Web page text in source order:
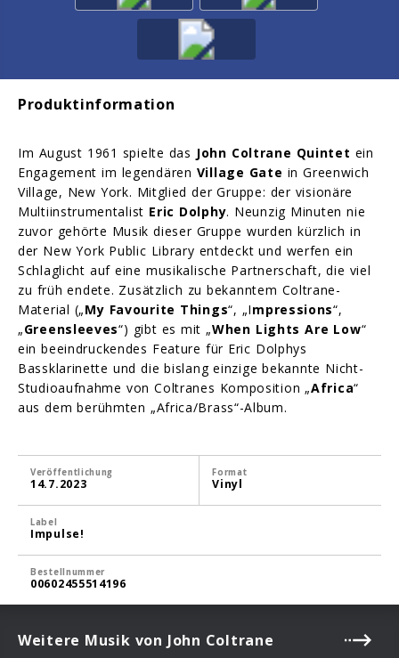
Produktinformation
Im August 1961 spielte das John Coltrane Quintet ein
Engagement im legendären Village Gate in Greenwich
Village, New York. Mitglied der Gruppe: der visionäre
Multiinstrumentalist Eric Dolphy. Neunzig Minuten nie
zuvor gehörte Musik dieser Gruppe wurden kürzlich in
der New York Public Library entdeckt und werfen ein
Schlaglicht auf eine musikalische Partnerschaft, die viel
zu früh endete. Zusätzlich zu bekanntem Coltrane-
Material („My Favourite Things“, „Impressions“,
„Greensleeves“) gibt es mit „When Lights Are Low“
ein beeindruckendes Feature für Eric Dolphys
Bassklarinette und die bislang einzige bekannte Nicht-
Studioaufnahme von Coltranes Komposition „Africa“
aus dem berühmten „Africa/Brass“-Album.
Veröffentlichung
14.7.2023
Format
Vinyl
Label
Impulse!
Bestellnummer
00602455514196
Weitere Musik von John Coltrane